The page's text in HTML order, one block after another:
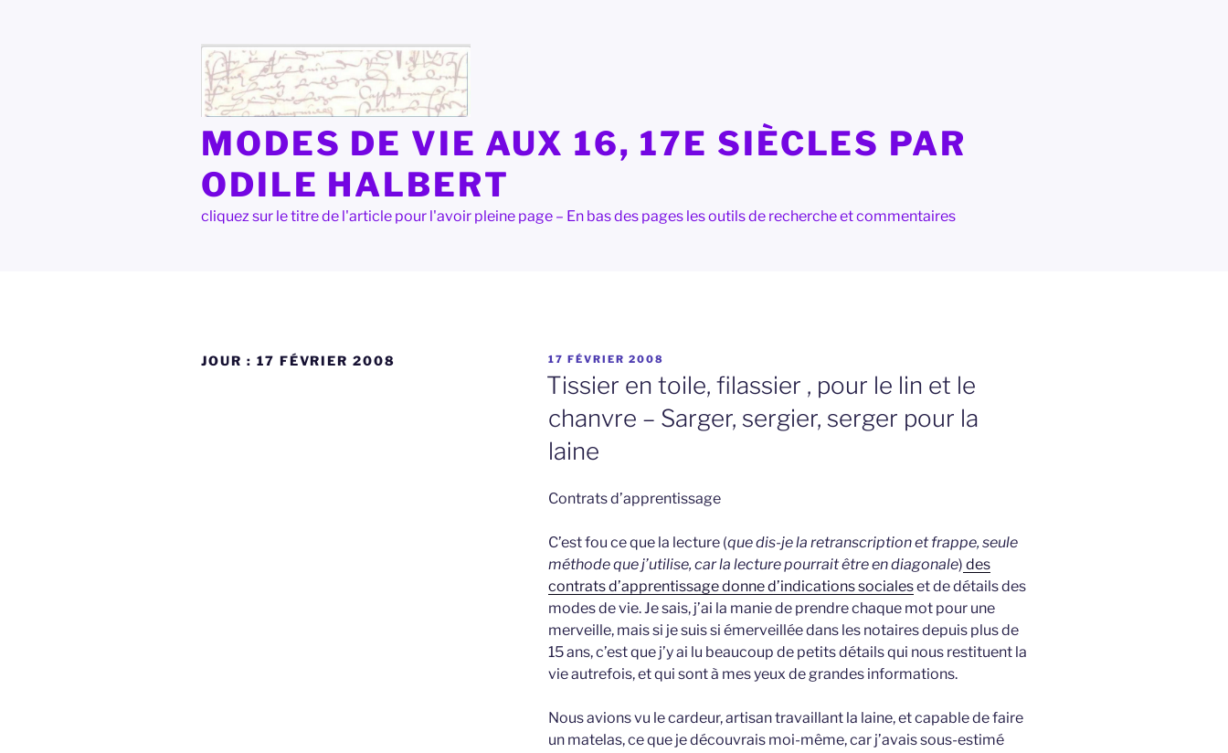
MODES DE VIE AUX 16, 17E SIÈCLES PAR
ODILE HALBERT
cliquez sur le titre de l'article pour l'avoir pleine page – En bas des pages les outils de recherche et commentaires
JOUR : 17 FÉVRIER 2008
PUBLIÉ
LE
17 FÉVRIER 2008
Tissier en toile, filassier , pour le lin et le
chanvre – Sarger, sergier, serger pour la
laine
Contrats d’apprentissage
C’est fou ce que la lecture (que dis-je la retranscription et frappe, seule
méthode que j’utilise, car la lecture pourrait être en diagonale) des
contrats d’apprentissage donne d’indications socialeset de détails des
modes de vie. Je sais, j’ai la manie de prendre chaque mot pour une
merveille, mais si je suis si émerveillée dans les notaires depuis plus de
15 ans, c’est que j’y ai lu beaucoup de petits détails qui nous restituent la
vie autrefois, et qui sont à mes yeux de grandes informations.
Nous avions vu le cardeur, artisan travaillant la laine, et capable de faire
un matelas, ce que je découvrais moi-même, car j’avais sous-estimé